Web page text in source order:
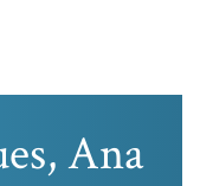
Ana